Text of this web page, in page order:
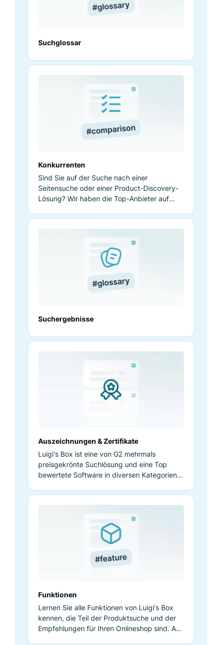
Suchglossar
Konkurrenten
Sind Sie auf der Suche nach einer
Seitensuche oder einer Product-Discovery-
Lösung? Wir haben die Top-Anbieter auf
Erfahren Sie mehr.
Suchergebnisse
Auszeichnungen & Zertifikate
Luigi's Box ist eine von G2 mehrmals
preisgekrönte Suchlösung und eine Top
bewertete Software in diversen Kategorien.
Funktionen
Lernen Sie alle Funktionen von Luigi's Box
kennen, die Teil der Produktsuche und der
Empfehlungen für Ihren Onlineshop sind. An